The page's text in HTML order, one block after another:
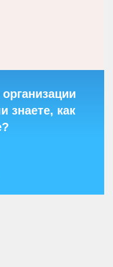
знаете, как